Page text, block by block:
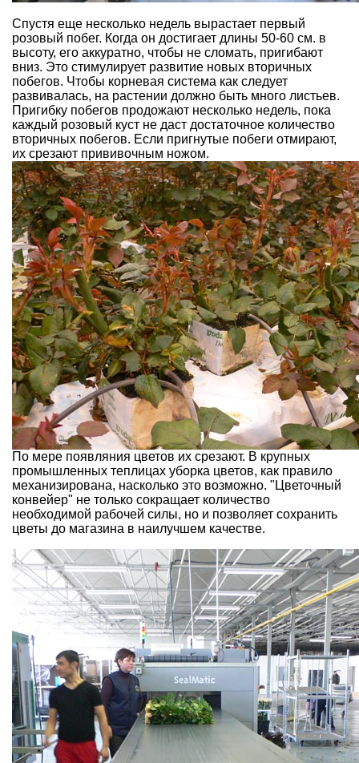
Спустя еще несколько недель вырастает первый
розовый побег. Когда он достигает длины 50-60 см. в
высоту, его аккуратно, чтобы не сломать, пригибают
вниз. Это стимулирует развитие новых вторичных
побегов. Чтобы корневая система как следует
развивалась, на растении должно быть много листьев.
Пригибку побегов продожают несколько недель, пока
каждый розовый куст не даст достаточное количество
вторичных побегов. Если пригнутые побеги отмирают,
их срезают прививочным ножом.
По мере появляния цветов их срезают. В крупных
промышленных теплицах уборка цветов, как правило
механизирована, насколько это возможно. "Цветочный
конвейер" не только сокращает количество
необходимой рабочей силы, но и позволяет сохранить
цветы до магазина в наилучшем качестве.